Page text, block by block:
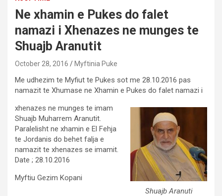
Ne xhamin e Pukes do falet
namazi i Xhenazes ne munges te
Shuajb Aranutit
October 28, 2016 Myftinia Puke
Me udhezim te Myfiut te Pukes sot me 28.10.2016 pas
namazit te Xhumase ne Xhamin e Pukes do falet namazi i
Shuajb Aranuti
xhenazes ne munges te imam
Shuajb Muharrem Aranutit.
Paralelisht ne xhamin e El Fehja
te Jordanis do behet falja e
namazit te xhenazes se imamit.
Date ; 28.10.2016
Myftiu Gezim Kopani